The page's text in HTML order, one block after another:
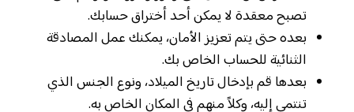
تصبح معقدة لا يمكن أحد أختراق حسابك.
بعده حتى يتم تعزيز الأمان، يمكنك عمل المصادقة
الثنائية للحساب الخاص بك.
بعدها قم بإدخال تاريخ الميلاد، ونوع الجنس الذي
تنتمي إليه، وكلاً منهم في المكان الخاص به.